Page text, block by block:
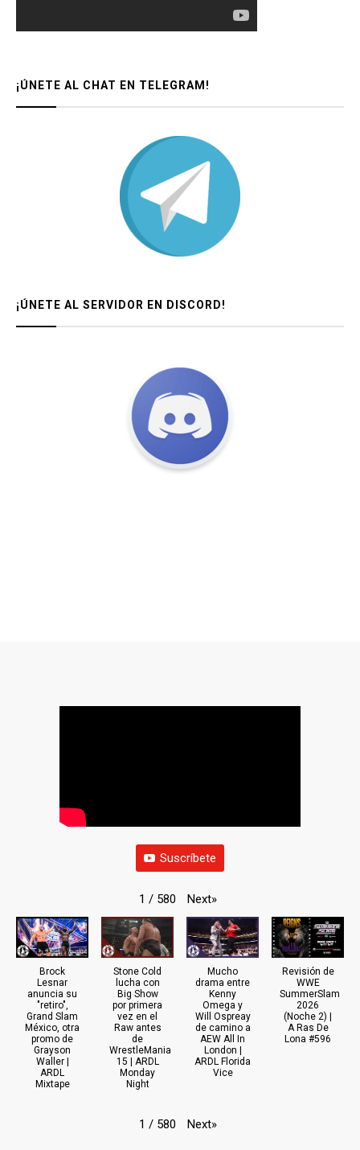
¡ÚNETE AL CHAT EN TELEGRAM!
¡ÚNETE AL SERVIDOR EN DISCORD!
Suscríbete
1 / 580 Next»
Brock
Lesnar
anuncia su
"retiro",
Grand Slam
México, otra
promo de
Grayson
Waller |
ARDL
Mixtape
Stone Cold
lucha con
Big Show
por primera
vez en el
Raw antes
de
WrestleMania
15 | ARDL
Monday
Night
Mucho
drama entre
Kenny
Omega y
Will Ospreay
de camino a
AEW All In
London |
ARDL Florida
Vice
Revisión de
WWE
SummerSlam
2026
(Noche 2) |
A Ras De
Lona #596
1 / 580 Next»